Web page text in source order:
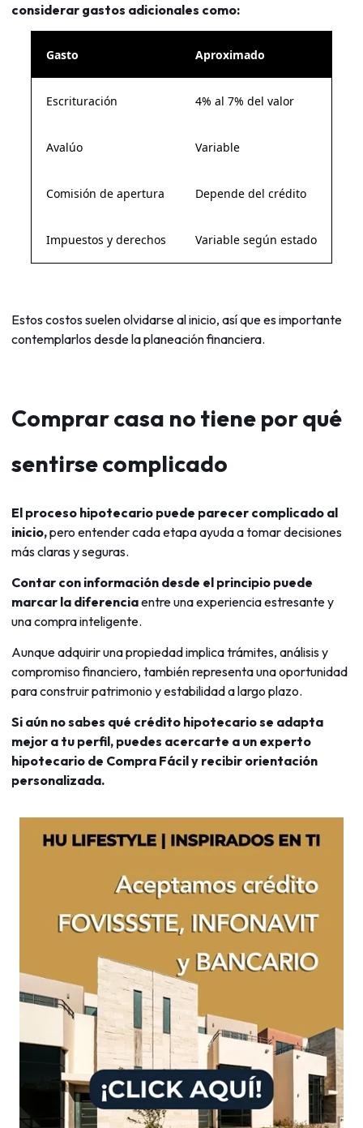
considerar gastos adicionales como:
Gasto Aproximado
Escrituración 4% al 7% del valor
Avalúo Variable
Comisión de apertura Depende del crédito
Impuestos y derechos Variable según estado
Estos costos suelen olvidarse al inicio, así que es importante
contemplarlos desde la planeación financiera.
Comprar casa no tiene por qué
sentirse complicado
El proceso hipotecario puede parecer complicado al
inicio,pero entender cada etapa ayuda a tomar decisiones
más claras y seguras.
Contar con información desde el principio puede
marcar la diferenciaentre una experiencia estresante y
una compra inteligente.
Aunque adquirir una propiedad implica trámites, análisis y
compromiso financiero, también representa una oportunidad
para construir patrimonio y estabilidad a largo plazo.
Si aún no sabes qué crédito hipotecario se adapta
mejor a tu perfil, puedes acercarte a un experto
hipotecario de Compra Fácil y recibir orientación
personalizada.